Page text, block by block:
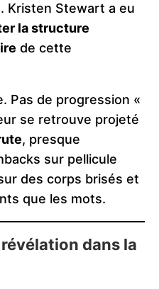
Kristen Stewart a eu
la structure
de cette
Pas de progression «
se retrouve projeté
, presque
sur pellicule
des corps brisés et
que les mots.
dans la